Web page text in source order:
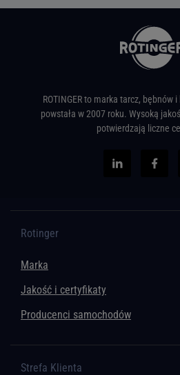
ROTINGER to marka tarcz, bębnów
powstała w 2007 roku. Wysoką
potwierdzają liczne
Rotinger
Marka
Jakość i certyfikaty
Producenci samochodów
Strefa Klienta